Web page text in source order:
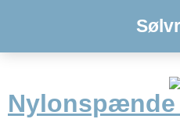
Nylonspænde